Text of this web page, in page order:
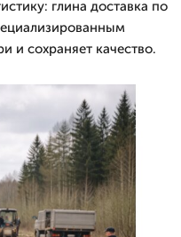
глина доставка по
и сохраняет качество.